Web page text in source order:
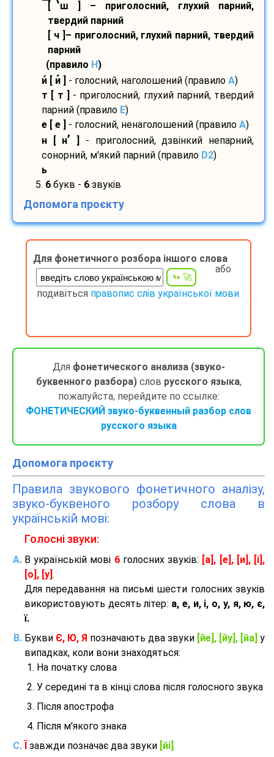
[ ш ] – приголосний, глухий парний,
твердий парний
[ ч ]– приголосний, глухий парний, твердий
парний
(правило H)
и [ и - голосний, наголошений (правило A)
т [ т ]
- приголосний, глухий парний, твердий
парний (правило E)
е [ е ]
- голосний, ненаголошений (правило A)
н [ н’
- приголосний, дзвінкий непарний,
сонорний, м'який парний (правило D2)
ь
5. 6 букв - 6 звуків
Допомога проєкту
Для фонетичного розбора іншого слова
або
подивіться правопис слів української мови.
Для фонетического анализа (звуко-
буквенного разбора)слов русского языка,
пожалуйста, перейдите по ссылке:
ФОНЕТИЧЕСКИЙ звуко-буквенный разбор слов
русского языка
Допомога проєкту
Правила звукового фонетичного аналізу,
звуко-буквеного розбору слова в
українській мові:
Голосні звуки:
В українській мові 6голосних звуків:
[а], [е], [и], [і],
[о], [у] .
Для передавання на письмі шести голосних звуків
використовують десять літер: а, е, и, і, о, у, я, ю, є,
ї.
Букви Є, Ю, Я позначають два звуки [йе], [йу], [йа] у
випадках, коли вони знаходяться:
На початку слова
У середині та в кінці слова після голосного звука
Після апострофа
Після м'якого знака
завжди позначає два звуки [йі]